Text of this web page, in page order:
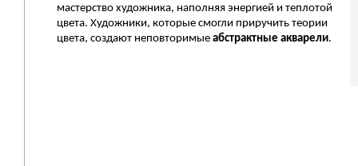
мастерство художника, наполняя энергией и теплотой
цвета. Художники, которые смогли приручить теории
цвета, создают неповторимые абстрактные акварели.